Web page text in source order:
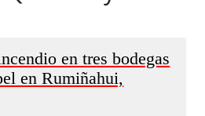
en tres bodegas
en Rumiñahui,